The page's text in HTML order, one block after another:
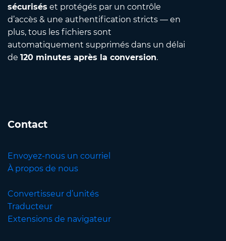
sécurisés et protégés par un contrôle
d’accès & une authentification stricts — en
plus, tous les fichiers sont
automatiquement supprimés dans un délai
de 120 minutes après la conversion.
Contact
Envoyez-nous un courriel
À propos de nous
Convertisseur d’unités
Traducteur
Extensions de navigateur